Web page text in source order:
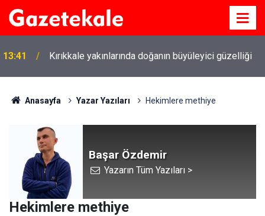
13:41 Kırıkkale yakınlarında doğanın büyüleyici güzelliği
Anasayfa Yazar Yazıları Hekimlere methiye
Başar Özdemir
Yazarın Tüm Yazıları >
Hekimlere methiye